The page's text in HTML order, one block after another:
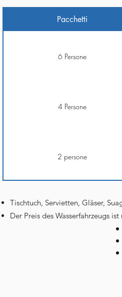
Pacchetti
6 Persone
4 Persone
2 persone
Tischtuch, Servietten, Gläser,
Der Preis des Wasserfahrzeugs